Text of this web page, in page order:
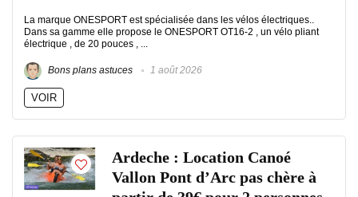
La marque ONESPORT est spécialisée dans les vélos électriques..
Dans sa gamme elle propose le ONESPORT OT16-2 , un vélo pliant
électrique , de 20 pouces , ...
Bons plans astuces 1 août 2026
VOIR
Ardeche : Location Canoé
Vallon Pont d’Arc pas chère à